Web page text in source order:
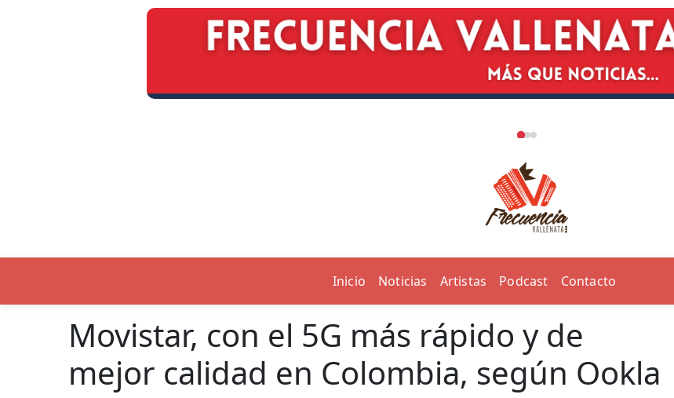
Inicio Noticias Artistas Podcast Contacto
Movistar, con el 5G más rápido y de
mejor calidad en Colombia, según Ookla